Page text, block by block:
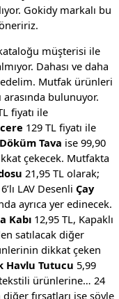
Gokidy markalı bu
müşterisi ile
Dahası ve daha
edelim. Mutfak ürünleri
bulunuyor.
fiyatı ile
129 TL fiyatı ile
Döküm Tava ise 99,90
çekecek. Mutfakta
21,95 TL olarak;
LAV Desenli Çay
ayrıca yer edinecek.
Kabı12,95 TL, Kapaklı
satılacak diğer
dikkat çeken
Havlu Tutucu 5,99
ürünlerine… 24
fırsatları ise şöyle